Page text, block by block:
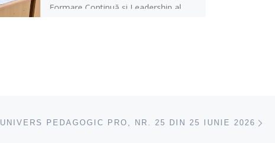
Formare Continuă și Leadership al
UNIVERS PEDAGOGIC PRO, NR. 25 DIN 25 IUNIE 2026